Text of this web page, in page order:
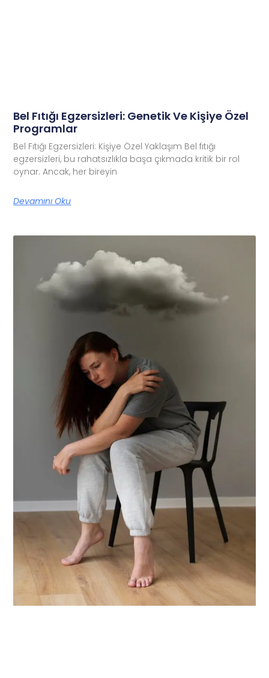
Bel Fıtığı Egzersizleri: Genetik Ve Kişiye Özel
Programlar
Bel Fıtığı Egzersizleri: Kişiye Özel Yaklaşım Bel fıtığı
egzersizleri, bu rahatsızlıkla başa çıkmada kritik bir rol
oynar. Ancak, her bireyin
Devamını Oku